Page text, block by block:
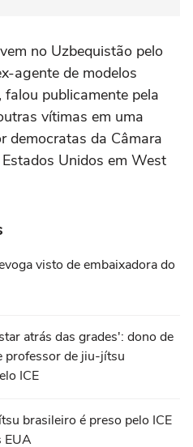
no Uzbequistão pelo
agente de modelos
publicamente pela
vítimas em uma
democratas da Câmara
Unidos em West
visto de embaixadora do
atrás das grades': dono de
professor de jiu-jítsu
ICE
brasileiro é preso pelo ICE
EUA